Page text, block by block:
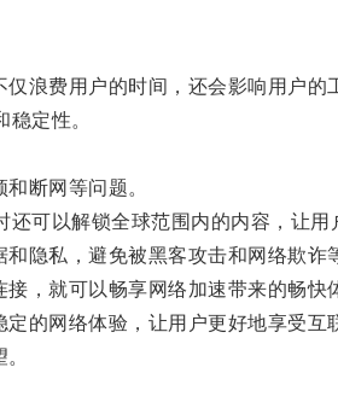
费用户的时间，还会影响用户的
定性。
断网等问题。
以解锁全球范围内的内容，让用
私，避免被黑客攻击和网络欺诈
，就可以畅享网络加速带来的畅快
网络体验，让用户更好地享受互